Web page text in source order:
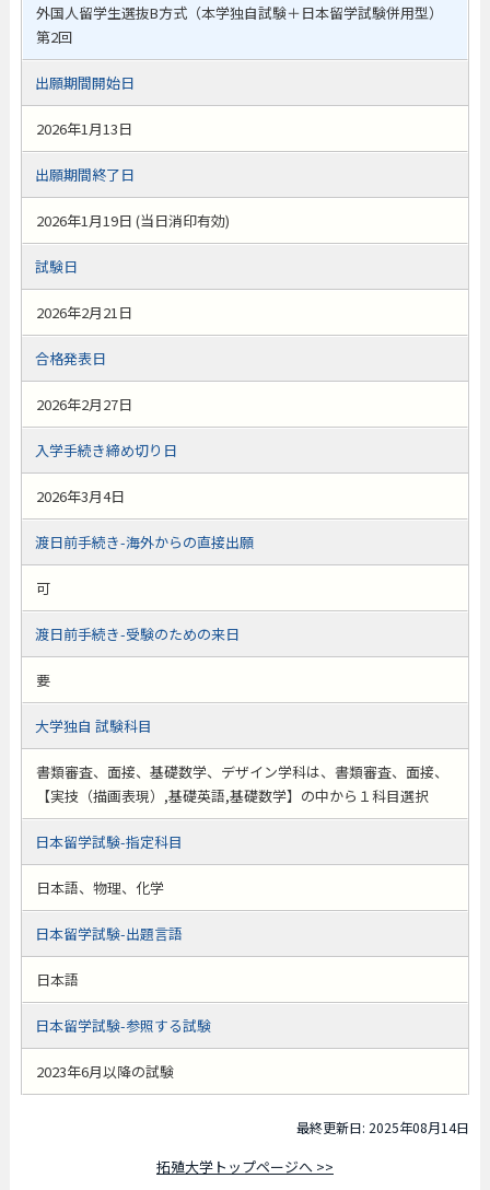
外国人留学生選抜B方式（本学独自試験＋日本留学試験併用型）
第2回
出願期間開始日
2026年1月13日
出願期間終了日
2026年1月19日 (当日消印有効)
試験日
2026年2月21日
合格発表日
2026年2月27日
入学手続き締め切り日
2026年3月4日
渡日前手続き-海外からの直接出願
可
渡日前手続き-受験のための来日
要
大学独自 試験科目
書類審査、面接、基礎数学、デザイン学科は、書類審査、面接、
【実技（描画表現）,基礎英語,基礎数学】の中から１科目選択
日本留学試験-指定科目
日本語、物理、化学
日本留学試験-出題言語
日本語
日本留学試験-参照する試験
2023年6月以降の試験
最終更新日: 2025年08月14日
拓殖大学トップページへ >>